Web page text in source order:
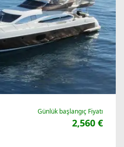
Günlük başlangıç Fiyatı
2,560 €